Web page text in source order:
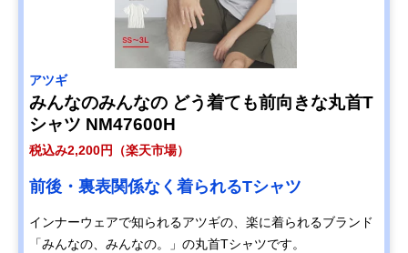
アツギ
みんなのみんなの どう着ても前向きな丸首T
シャツ NM47600H
税込み2,200円（楽天市場）
前後・裏表関係なく着られるTシャツ
インナーウェアで知られるアツギの、楽に着られるブランド
「みんなの、みんなの。」の丸首Tシャツです。